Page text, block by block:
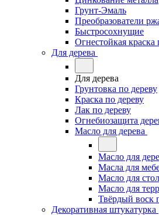
Грунт-Эмаль
Преобразователи
Быстросохнущие
Огнестойкая краска
Для дерева
Для дерева
Грунтовка по дереву
Краска по дереву
Лак по дереву
Огнебиозащита
Масло для дерева
Масло для
Масла для
Масло для
Масло для
Твёрдый воск
Декоративная штукатурка